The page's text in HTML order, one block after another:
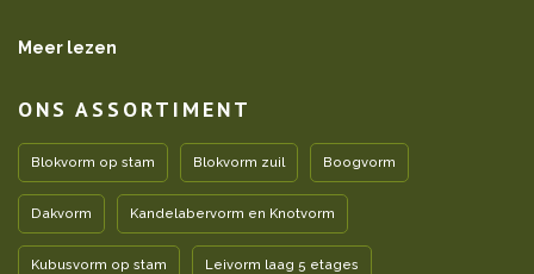
Meer lezen
ONS ASSORTIMENT
Blokvorm op stam Blokvorm zuil Boogvorm
Dakvorm Kandelabervorm en Knotvorm
Kubusvorm op stam Leivorm laag 5 etages